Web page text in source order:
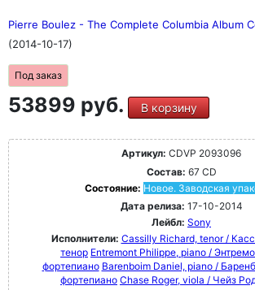
Pierre Boulez - The Complete Columbia Album
(2014-10-17)
Под заказ
53899 руб. В корзину
Артикул: CDVP 2093096
Состав: 67 CD
Состояние: Новое. Заводская
Дата релиза: 17-10-2014
Лейбл: Sony
Исполнители: Cassilly Richard, tenor /
тенор Entremont Philippe, piano /
фортепиано Barenboim Daniel, piano /
фортепиано Chase Roger, viola / Чейз